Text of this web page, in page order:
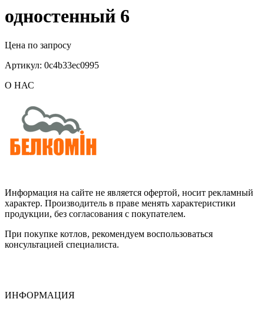
одностенный 6
Цена по запросу
Артикул: 0c4b33ec0995
О НАС
Информация на сайте не является офертой, носит рекламный
характер. Производитель в праве менять характеристики
продукции, без согласования с покупателем.
При покупке котлов, рекомендуем воспользоваться
консультацией специалиста.
ИНФОРМАЦИЯ